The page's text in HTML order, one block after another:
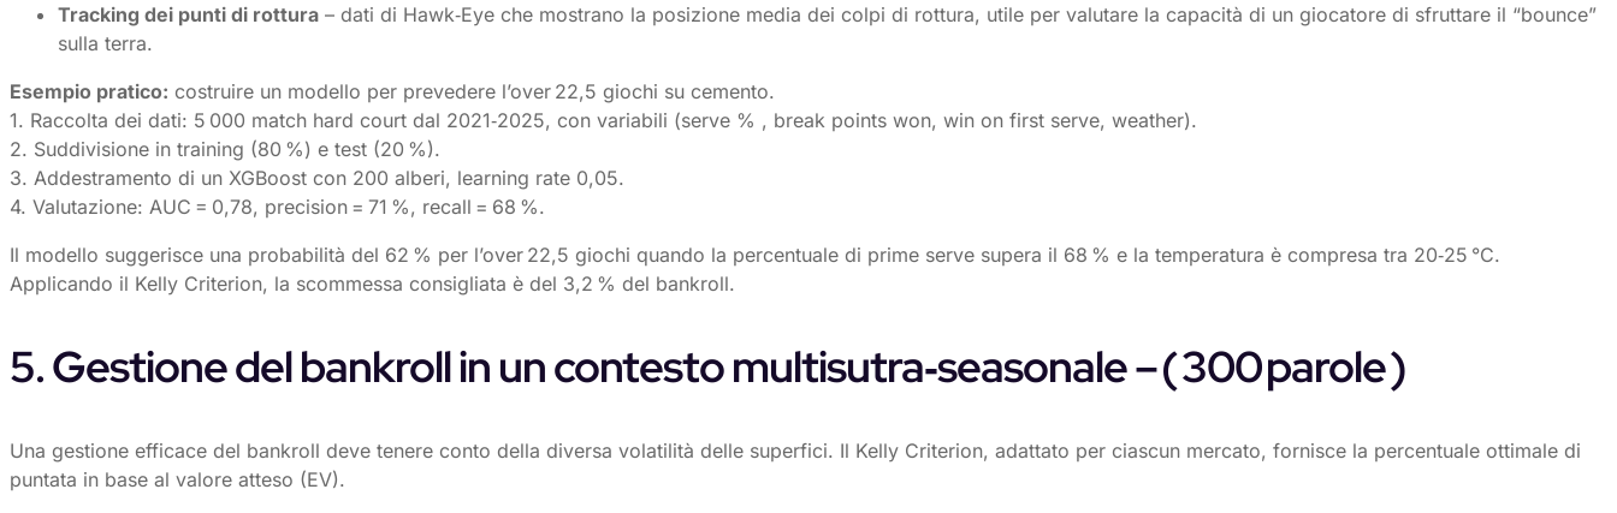
Tracking dei punti di rottura – dati di Hawk‑Eye che mostrano la posizione media dei colpi di rottura, utile per valutare la capacità di un giocatore di sfruttare il “bounce”
sulla terra.
Esempio pratico: costruire un modello per prevedere l’over 22,5 giochi su cemento.
1. Raccolta dei dati: 5 000 match hard court dal 2021‑2025, con variabili (serve % , break points won, win on first serve, weather).
2. Suddivisione in training (80 %) e test (20 %).
3. Addestramento di un XGBoost con 200 alberi, learning rate 0,05.
4. Valutazione: AUC = 0,78, precision = 71 %, recall = 68 %.
Il modello suggerisce una probabilità del 62 % per l’over 22,5 giochi quando la percentuale di prime serve supera il 68 % e la temperatura è compresa tra 20‑25 °C.
Applicando il Kelly Criterion, la scommessa consigliata è del 3,2 % del bankroll.
5. Gestione del bankroll in un contesto multisutra‑seasonale – ( 300 parole )
Una gestione efficace del bankroll deve tenere conto della diversa volatilità delle superfici. Il Kelly Criterion, adattato per ciascun mercato, fornisce la percentuale ottimale di
puntata in base al valore atteso (EV).